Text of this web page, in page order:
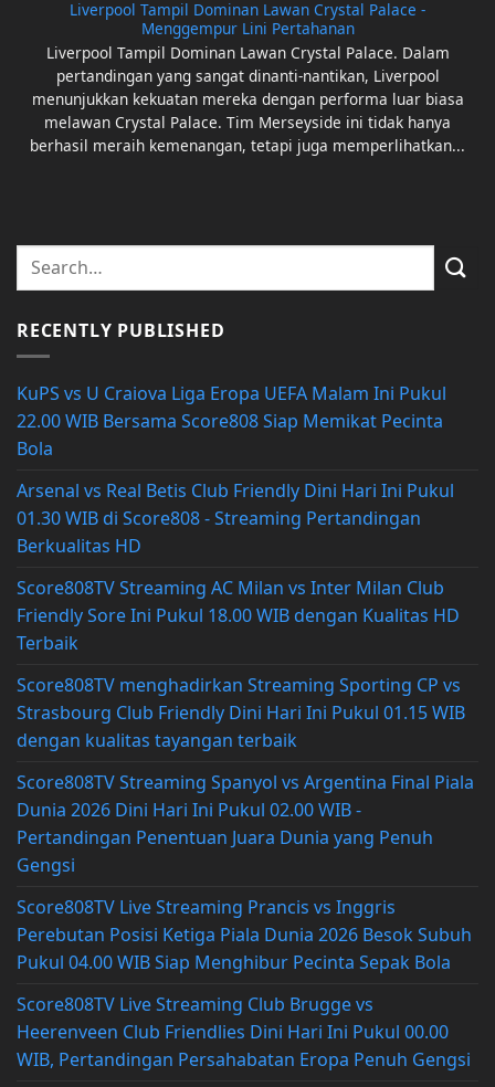
Liverpool Tampil Dominan Lawan Crystal Palace -
Menggempur Lini Pertahanan
Liverpool Tampil Dominan Lawan Crystal Palace. Dalam
pertandingan yang sangat dinanti-nantikan, Liverpool
menunjukkan kekuatan mereka dengan performa luar biasa
melawan Crystal Palace. Tim Merseyside ini tidak hanya
berhasil meraih kemenangan, tetapi juga memperlihatkan...
RECENTLY PUBLISHED
KuPS vs U Craiova Liga Eropa UEFA Malam Ini Pukul
22.00 WIB Bersama Score808 Siap Memikat Pecinta
Bola
Arsenal vs Real Betis Club Friendly Dini Hari Ini Pukul
01.30 WIB di Score808 - Streaming Pertandingan
Berkualitas HD
Score808TV Streaming AC Milan vs Inter Milan Club
Friendly Sore Ini Pukul 18.00 WIB dengan Kualitas HD
Terbaik
Score808TV menghadirkan Streaming Sporting CP vs
Strasbourg Club Friendly Dini Hari Ini Pukul 01.15 WIB
dengan kualitas tayangan terbaik
Score808TV Streaming Spanyol vs Argentina Final Piala
Dunia 2026 Dini Hari Ini Pukul 02.00 WIB -
Pertandingan Penentuan Juara Dunia yang Penuh
Gengsi
Score808TV Live Streaming Prancis vs Inggris
Perebutan Posisi Ketiga Piala Dunia 2026 Besok Subuh
Pukul 04.00 WIB Siap Menghibur Pecinta Sepak Bola
Score808TV Live Streaming Club Brugge vs
Heerenveen Club Friendlies Dini Hari Ini Pukul 00.00
WIB, Pertandingan Persahabatan Eropa Penuh Gengsi